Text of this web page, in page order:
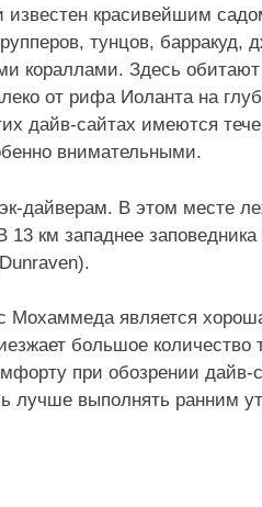
красивейшим
тунцов,
кораллами. Здесь
от рифа Иоланта на
дайв-сайтах имеются
внимательными.
дайверам. В этом месте
13 км западнее
Мохаммеда является
большое
при обозрении дайв-
лучше выполнять ранним